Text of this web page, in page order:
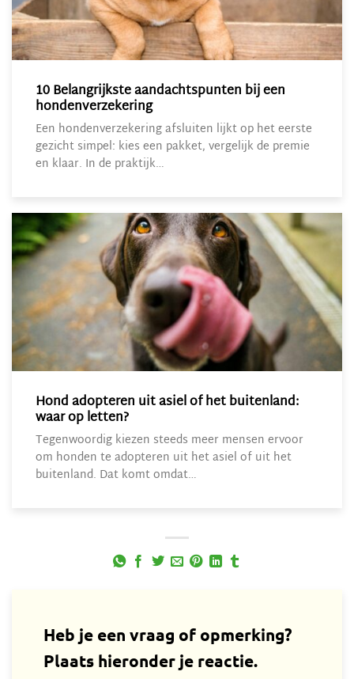
10 Belangrijkste aandachtspunten bij een
hondenverzekering
Een hondenverzekering afsluiten lijkt op het eerste
gezicht simpel: kies een pakket, vergelijk de premie
en klaar. In de praktijk…
Hond adopteren uit asiel of het buitenland:
waar op letten?
Tegenwoordig kiezen steeds meer mensen ervoor
om honden te adopteren uit het asiel of uit het
buitenland. Dat komt omdat…
Heb je een vraag of opmerking?
Plaats hieronder je reactie.